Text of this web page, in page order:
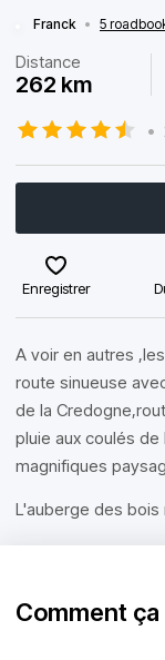
Franck • 5
Distance
262 km
•
Enregistrer
A voir en autres
route sinueuse
de la
pluie aux coulés
magnifiques
L'auberge des bois
Comment ça